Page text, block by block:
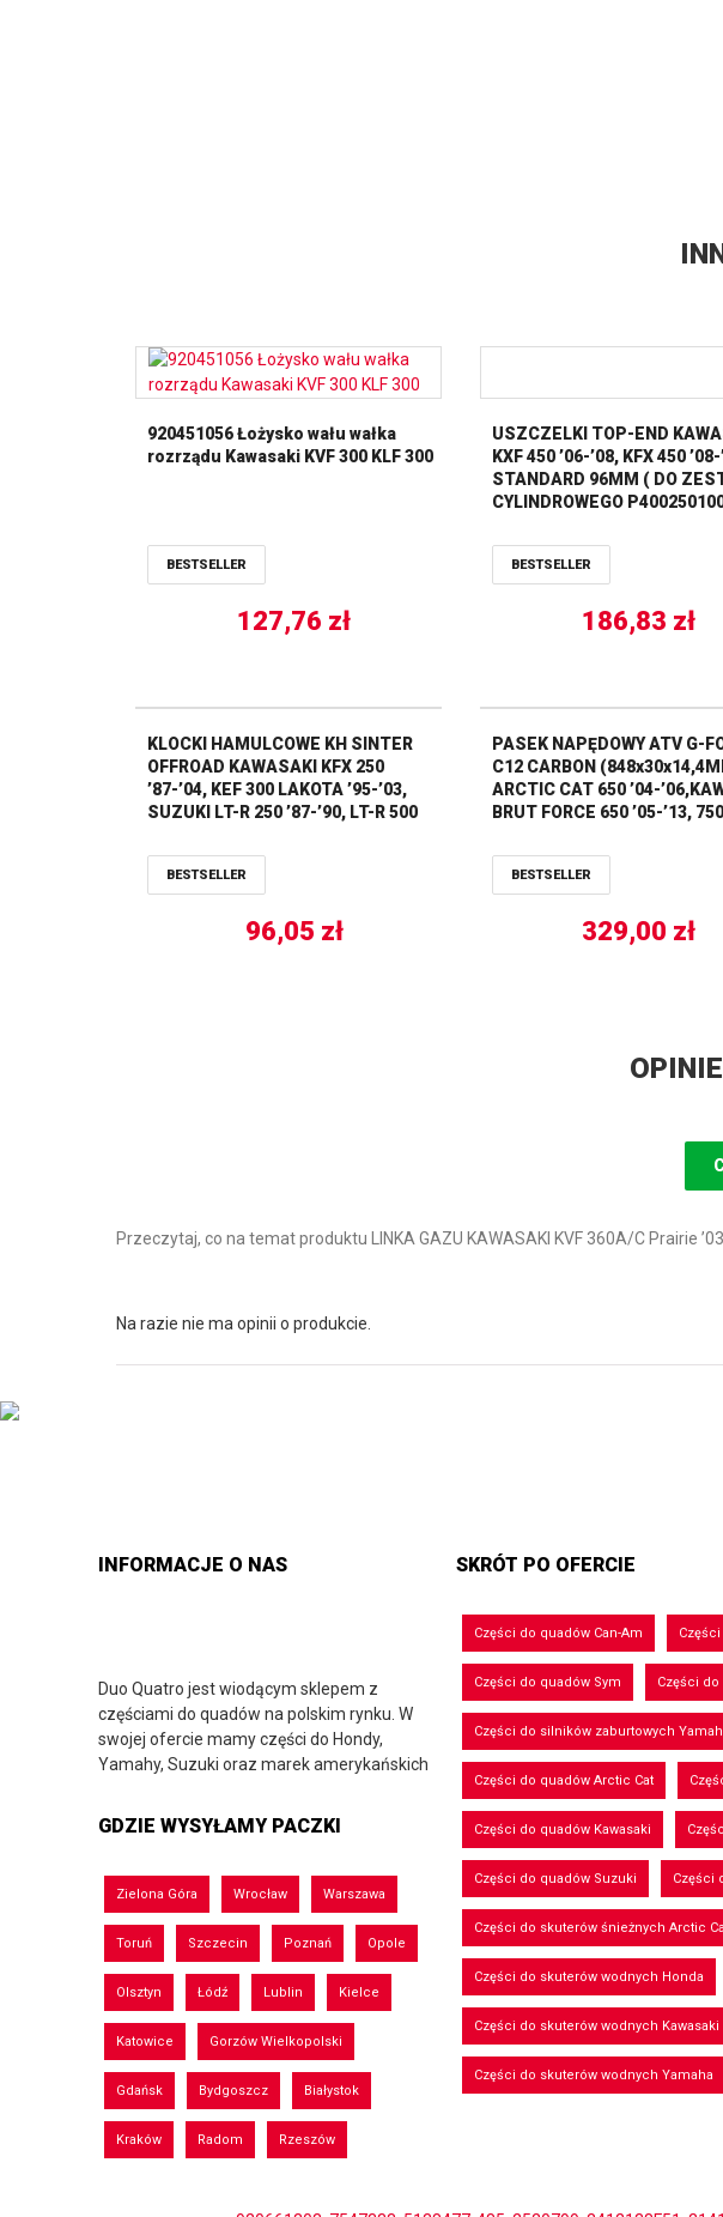
920451056 Łożysko wału wałka
rozrządu Kawasaki KVF 300 KLF 300
BESTSELLER
127,76 zł
USZCZELKI TOP-END
KXF 450 ’06-’08, KFX 450 ’08-
STANDARD 96MM ( DO
CYLINDROWEGO
BESTSELLER
186,83 zł
KLOCKI HAMULCOWE KH SINTER
OFFROAD KAWASAKI KFX 250
’87-’04, KEF 300 LAKOTA ’95-’03,
SUZUKI LT-R 250 ’87-’90, LT-R 500
’91-’92 TYŁ TRW LUCAS ZF
BESTSELLER
96,05 zł
PASEK NAPĘDOWY ATV G-
C12 CARBON
ARCTIC CAT 650 ’04-
BRUT FORCE 650 ’05-’13, 750
360/650/700 ’03-’13, TERYX
’08-’13,SUZUKI EIGER/KING
BESTSELLER
329,00 zł
Przeczytaj, co na temat produktu LINKA GAZU KAWASAKI KVF 360A/C Prairie
Na razie nie ma opinii o produkcie.
INFORMACJE O NAS
Duo Quatro jest wiodącym sklepem z
częściami do quadów na polskim rynku. W
swojej ofercie mamy części do Hondy,
Yamahy, Suzuki oraz marek amerykańskich
GDZIE WYSYŁAMY PACZKI
Zielona Góra Wrocław Warszawa
Toruń Szczecin Poznań Opole
Olsztyn Łódź Lublin Kielce
Katowice Gorzów Wielkopolski
Gdańsk Bydgoszcz Białystok
Kraków Radom Rzeszów
SKRÓT PO OFERCIE
Części do quadów Can-Am
Części do quadów Sym Części
Części do silników zaburtowych
Części do quadów Arctic Cat
Części do quadów Kawasaki
Części do quadów Suzuki Części
Części do skuterów śnieżnych Arctic
Części do skuterów wodnych Honda
Części do skuterów wodnych Kawasaki
Części do skuterów wodnych Yamaha